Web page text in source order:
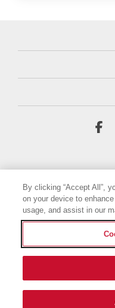
Termini e condizioni
Dichiarazione
© 2026 Briggs &
By clicking “Accept All”,
on your device to
usage, and assist in our